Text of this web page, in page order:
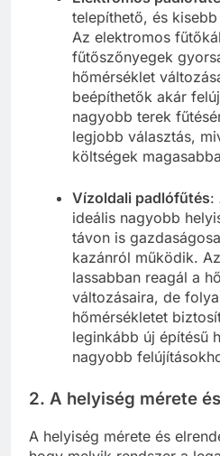
telepíthető, és
Az elektromos
fűtőszőnyegek
hőmérséklet
beépíthetők akár
nagyobb terek
legjobb választás,
költségek
Vízoldali padlófűtés:
ideális nagyobb
távon is
kazánról működik.
lassabban reagál a
változásaira, de
hőmérsékletet
leginkább új építésű
nagyobb
2. A helyiség mérete
A helyiség mérete és